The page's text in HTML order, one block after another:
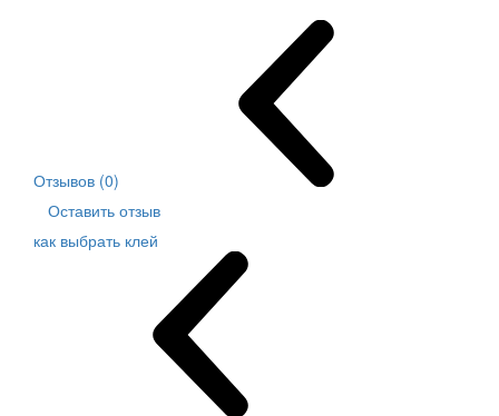
Отзывов (0)
Оставить отзыв
как выбрать клей